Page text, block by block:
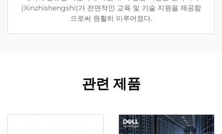
(Xinzhishengshi)가 전면적인 교육 및 기술 지원을 제공함
으로써 원활히 이루어졌다.
관련 제품